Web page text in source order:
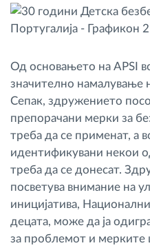
Од основањето на APSI
значително намалување
Сепак, здружението
препорачани мерки за
треба да се применат, а
идентификувани некои
треба да се донесат.
посветува внимание на
иницијатива,
децата, може да ја
за проблемот и мерките